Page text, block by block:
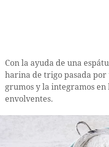
Con la ayuda de una
harina de trigo pasada por
grumos y la integramos
envolventes.